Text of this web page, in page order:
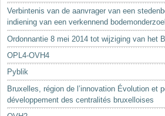
Verbintenis van de aanvrager van een
indiening van een verkennend
Ordonnantie 8 mei 2014 tot wijziging van het
OPL4-OVH4
Pyblik
Bruxelles, région de l’innovation Évolution et
développement des centralités bruxelloises